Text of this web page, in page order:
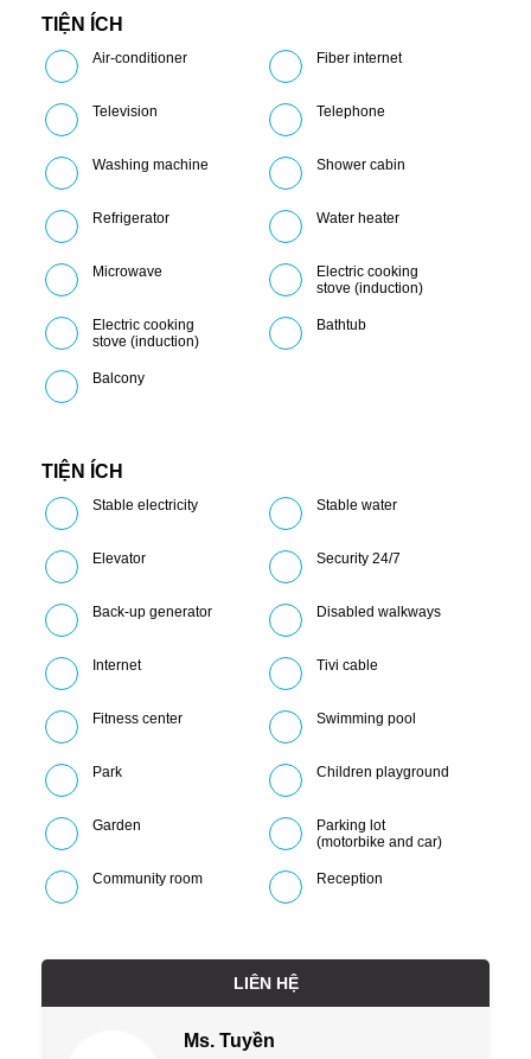
TIỆN ÍCH
Air-conditioner Fiber internet
Television Telephone
Washing machine Shower cabin
Refrigerator Water heater
Microwave
Electric cooking
stove (induction)
Electric cooking
stove (induction)
Bathtub
Balcony
TIỆN ÍCH
Stable electricity Stable water
Elevator Security 24/7
Back-up generator Disabled walkways
Internet Tivi cable
Fitness center Swimming pool
Park Children playground
Garden
Parking lot
(motorbike and car)
Community room Reception
LIÊN HỆ
Ms. Tuyền